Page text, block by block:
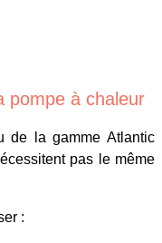
pompe à chaleur
de la gamme Atlantic
pas le même
: